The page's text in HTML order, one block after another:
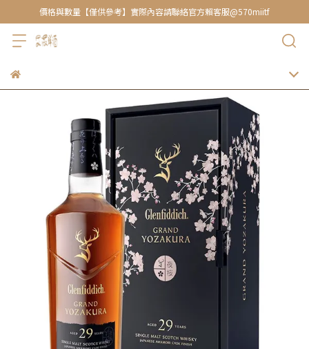
價格與數量【僅供參考】實際內容請聯絡官方賴客服@570miitf